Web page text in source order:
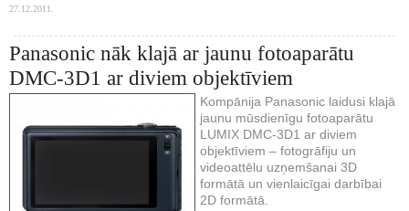
27.12.2011.
Panasonic nāk klajā ar jaunu fotoaparātu
DMC-3D1 ar diviem objektīviem
Kompānija Panasonic laidusi klajā
jaunu mūsdienīgu fotoaparātu
LUMIX DMC-3D1 ar diviem
objektīviem – fotogrāfiju un
videoattēlu uzņemšanai 3D
formātā un vienlaicīgai darbībai
2D formātā.